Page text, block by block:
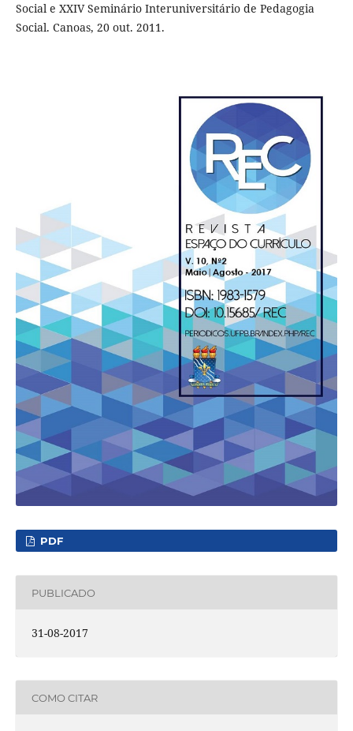
Social e XXIV Seminário Interuniversitário de Pedagogia
Social. Canoas, 20 out. 2011.
PDF
PUBLICADO
31-08-2017
COMO CITAR